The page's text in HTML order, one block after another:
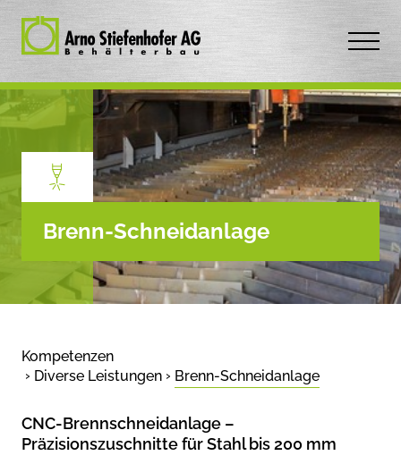
Brenn-Schneidanlage
Kompetenzen
Diverse Leistungen
Brenn-Schneidanlage
CNC-Brennschneidanlage –
Präzisionszuschnitte für Stahl bis 200 mm